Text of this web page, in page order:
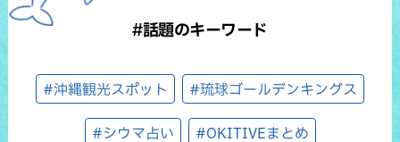
#話題のキーワード
#沖縄観光スポット #琉球ゴールデンキングス
#シウマ占い #OKITIVEまとめ